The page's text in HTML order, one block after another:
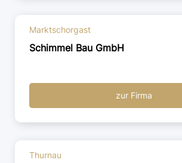
Marktschorgast
Schimmel Bau GmbH
zur Firma
Thurnau